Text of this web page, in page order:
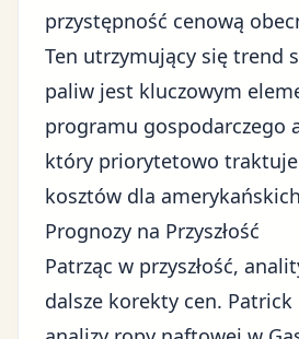
przystępność cenową
Ten utrzymujący się trend
paliw jest kluczowym
programu gospodarczego
który priorytetowo
kosztów dla
Prognozy na Przyszłość
Patrząc w przyszłość,
dalsze korekty cen. Patrick